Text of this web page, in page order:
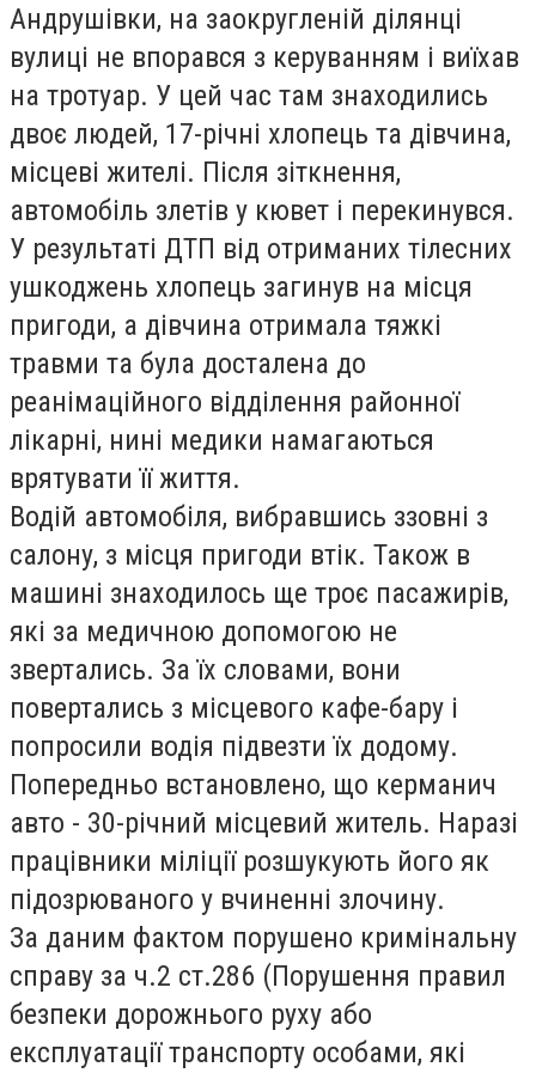
Андрушівки, на заокругленій ділянці
вулиці не впорався з керуванням і виїхав
на тротуар. У цей час там знаходились
двоє людей, 17-річні хлопець та дівчина,
місцеві жителі. Після зіткнення,
автомобіль злетів у кювет і перекинувся.
У результаті ДТП від отриманих тілесних
ушкоджень хлопець загинув на місця
пригоди, а дівчина отримала тяжкі
травми та була досталена до
реанімаційного відділення районної
лікарні, нині медики намагаються
врятувати її життя.
Водій автомобіля, вибравшись ззовні з
салону, з місця пригоди втік. Також в
машині знаходилось ще троє пасажирів,
які за медичною допомогою не
звертались. За їх словами, вони
повертались з місцевого кафе-бару і
попросили водія підвезти їх додому.
Попередньо встановлено, що керманич
авто - 30-річний місцевий житель. Наразі
працівники міліції розшукують його як
підозрюваного у вчиненні злочину.
За даним фактом порушено кримінальну
справу за ч.2 ст.286 (Порушення правил
безпеки дорожнього руху або
експлуатації транспорту особами, які